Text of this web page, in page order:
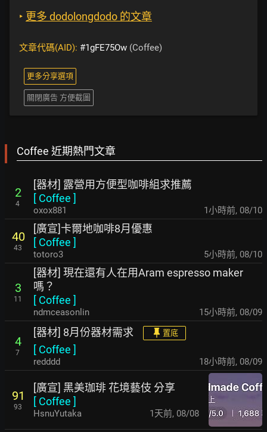
‣ 更多 dodolongdodo 的文章
文章代碼(AID): #1gFE75Ow (Coffee)
更多分享選項
關閉廣告 方便截圖
Coffee 近期熱門文章
2
4
[器材] 露營用方便型咖啡組求推薦
[ Coffee ]
oxox881 1小時前, 08/10
40
43
[廣宣]卡爾地咖啡8月優惠
[ Coffee ]
totoro3 5小時前, 08/10
3
11
[器材] 現在還有人在用Aram espresso maker
嗎？
[ Coffee ]
ndmceasonlin 15小時前, 08/09
4
7
[器材] 8月份器材需求 置底
[ Coffee ]
redddd 18小時前, 08/09
91
93
[廣宣] 黑美珈琲 花境藝伎 分享
[ Coffee ]
HsnuYutaka 1天前, 08/08